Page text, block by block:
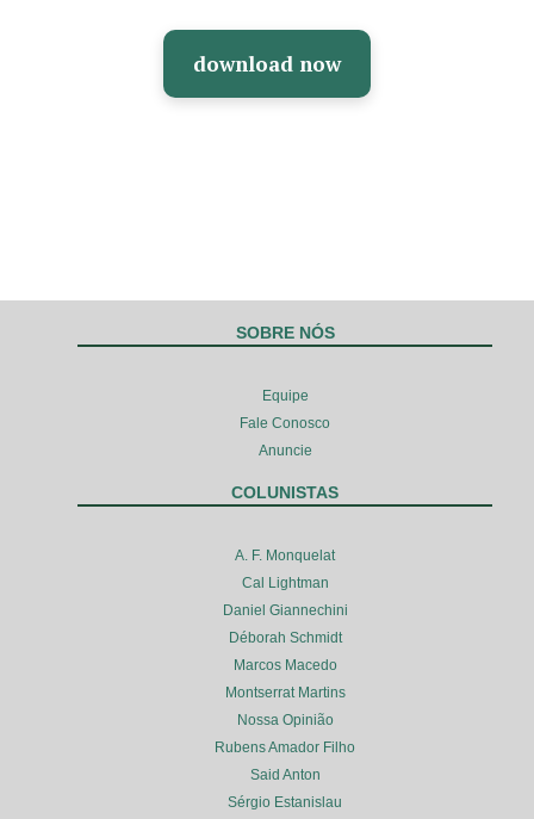
download now
SOBRE NÓS
Equipe
Fale Conosco
Anuncie
COLUNISTAS
A. F. Monquelat
Cal Lightman
Daniel Giannechini
Déborah Schmidt
Marcos Macedo
Montserrat Martins
Nossa Opinião
Rubens Amador Filho
Said Anton
Sérgio Estanislau